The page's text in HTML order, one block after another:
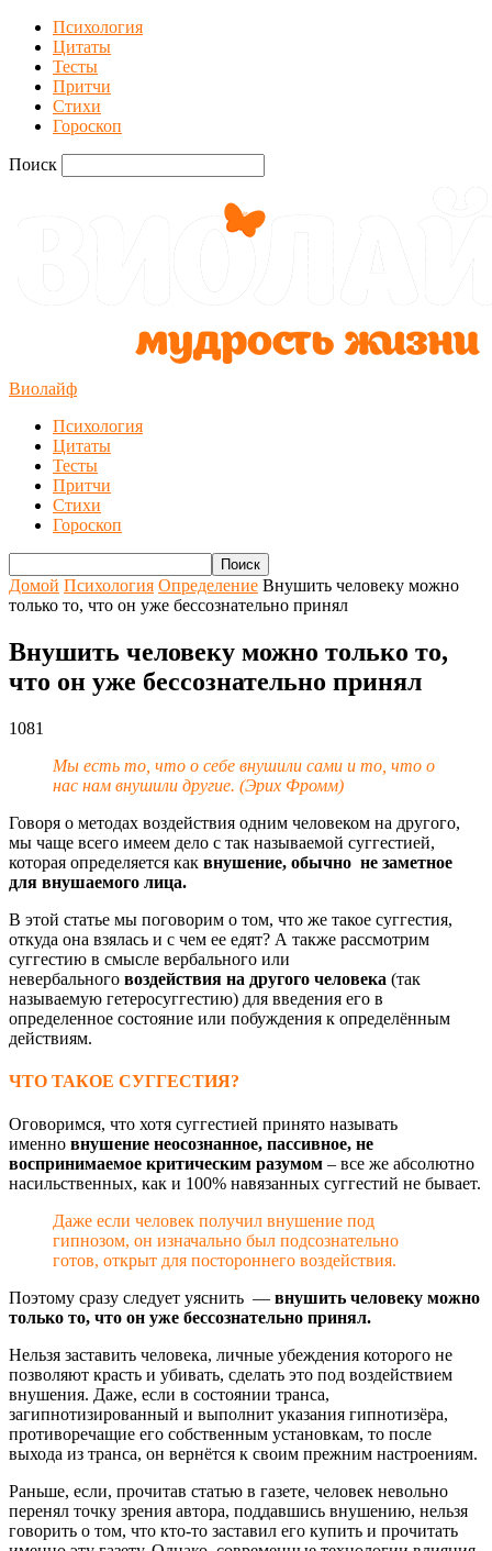
Психология
Цитаты
Тесты
Притчи
Стихи
Гороскоп
Поиск
Виолайф
Психология
Цитаты
Тесты
Притчи
Стихи
Гороскоп
Домой Психология Определение Внушить человеку можно
только то, что он уже бессознательно принял
Внушить человеку можно только то,
что он уже бессознательно принял
1081
Мы есть то, что о себе внушили сами и то, что о
нас нам внушили другие. (Эрих Фромм)
Говоря о методах воздействия одним человеком на другого,
мы чаще всего имеем дело с так называемой суггестией,
которая определяется как внушение, обычно не заметное
для внушаемого лица.
В этой статье мы поговорим о том, что же такое суггестия,
откуда она взялась и с чем ее едят? А также рассмотрим
суггестию в смысле вербального или
невербального воздействия на другого человека (так
называемую гетеросуггестию) для введения его в
определенное состояние или побуждения к определённым
действиям.
ЧТО ТАКОЕ СУГГЕСТИЯ?
Оговоримся, что хотя суггестией принято называть
именно внушение неосознанное, пассивное, не
воспринимаемое критическим разумом – все же абсолютно
насильственных, как и 100% навязанных суггестий не бывает.
Даже если человек получил внушение под
гипнозом, он изначально был подсознательно
готов, открыт для постороннего воздействия.
Поэтому сразу следует уяснить — внушить человеку можно
только то, что он уже бессознательно принял.
Нельзя заставить человека, личные убеждения которого не
позволяют красть и убивать, сделать это под воздействием
внушения. Даже, если в состоянии транса,
загипнотизированный и выполнит указания гипнотизёра,
противоречащие его собственным установкам, то после
выхода из транса, он вернётся к своим прежним настроениям.
Раньше, если, прочитав статью в газете, человек невольно
перенял точку зрения автора, поддавшись внушению, нельзя
говорить о том, что кто-то заставил его купить и прочитать